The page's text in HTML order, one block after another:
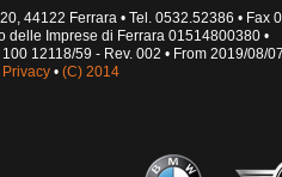
44122 Ferrara • Tel. 0532.52386 • Fax
delle Imprese di Ferrara 01514800380 •
12118/59 - Rev. 002 • From 2019/08/
Privacy• (C) 2014